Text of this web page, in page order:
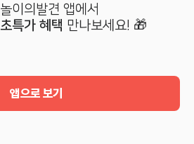
놀이의발견 앱에서
초특가 혜택 만나보세요! 🎁
앱으로 보기